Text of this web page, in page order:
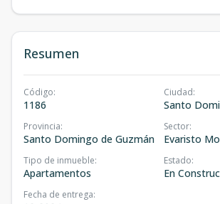
Resumen
Código:
1186
Ciudad:
Santo
Provincia:
Santo Domingo de Guzmán
Sector:
Evaristo
Tipo de inmueble:
Apartamentos
Estado:
En
Fecha de entrega: